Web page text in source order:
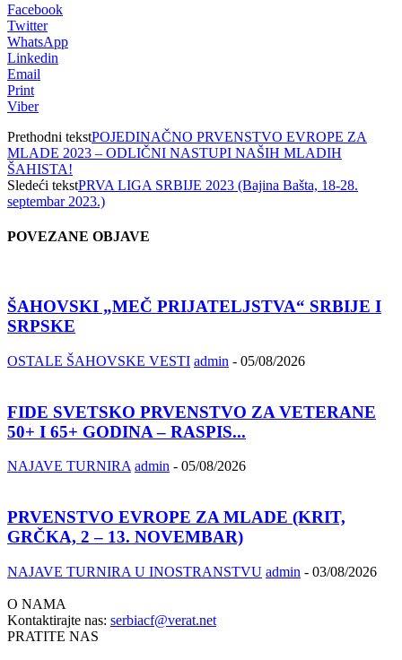
Facebook
Twitter
WhatsApp
Linkedin
Email
Print
Viber
Prethodni tekstPOJEDINAČNO PRVENSTVO EVROPE ZA
MLADE 2023 – ODLIČNI NASTUPI NAŠIH MLADIH
ŠAHISTA!
Sledeći tekstPRVA LIGA SRBIJE 2023 (Bajina Bašta, 18-28.
septembar 2023.)
POVEZANE OBJAVE
ŠAHOVSKI „MEČ PRIJATELJSTVA“ SRBIJE I
SRPSKE
OSTALE ŠAHOVSKE VESTI admin - 05/08/2026
FIDE SVETSKO PRVENSTVO ZA VETERANE
50+ I 65+ GODINA – RASPIS...
NAJAVE TURNIRA admin - 05/08/2026
PRVENSTVO EVROPE ZA MLADE (KRIT,
GRČKA, 2 – 13. NOVEMBAR)
NAJAVE TURNIRA U INOSTRANSTVU admin - 03/08/2026
O NAMA
Kontaktirajte nas: serbiacf@verat.net
PRATITE NAS